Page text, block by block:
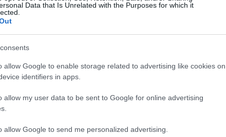
Data that Is Unrelated with the Purposes for which it
allow Google to enable storage related to advertising like cookies on
identifiers in apps.
allow my user data to be sent to Google for online advertising
allow Google to send me personalized advertising.
Temps de Préparation 20 Minutes
Réfrigération 2 Heures